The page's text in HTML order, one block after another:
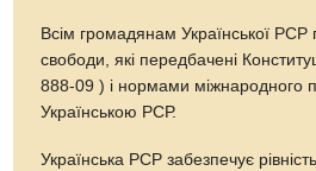
Всім громадянам Української РСР
свободи, які передбачені
888-09 ) і нормами міжнародного
Українською РСР.
Українська РСР забезпечує